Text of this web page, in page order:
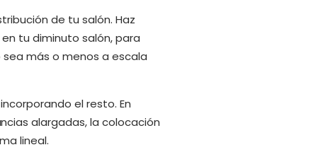
de tu salón. Haz
tu diminuto salón, para
más o menos a escala
el resto. En
alargadas, la colocación
lineal.